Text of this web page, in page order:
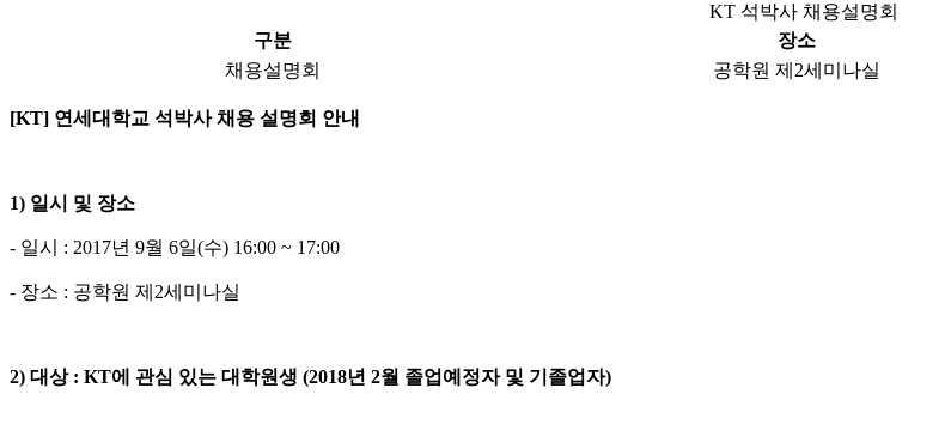
KT 석박사 채용설명회
구분
장소
채용설명회
공학원 제2세미나실
[KT] 연세대학교 석박사 채용 설명회 안내
1) 일시 및 장소
- 일시 : 2017년 9월 6일(수) 16:00 ~ 17:00
- 장소 : 공학원 제2세미나실
2) 대상 : KT에 관심 있는 대학원생 (2018년 2월 졸업예정자 및 기졸업자)